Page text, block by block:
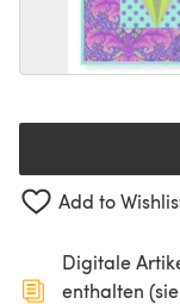
Add to
Digitale
enthalten